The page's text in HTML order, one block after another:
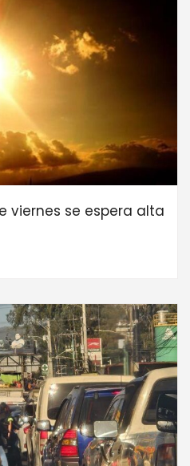
viernes se espera alta